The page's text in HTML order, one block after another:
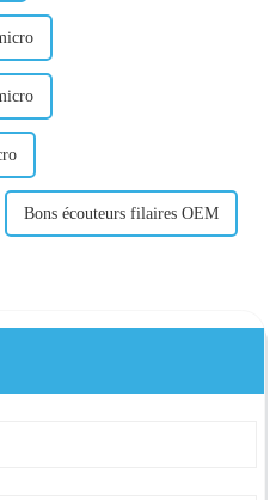
Bons écouteurs filaires OEM